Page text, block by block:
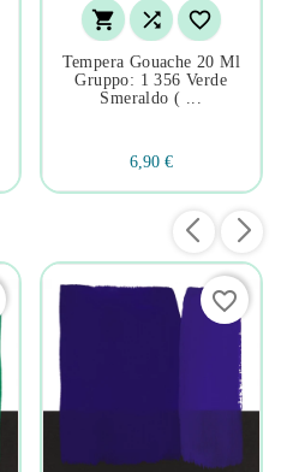
  
Tempera Gouache 20 Ml
Gruppo: 1 356 Verde
Smeraldo ( ...
6,90 €
favorite_border